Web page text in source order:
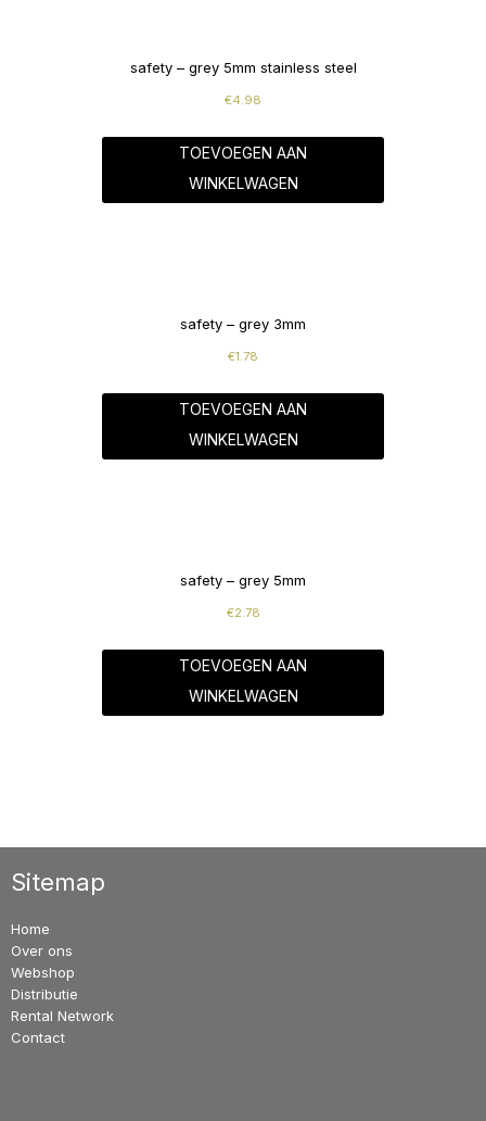
safety – grey 5mm stainless steel
€4.98
TOEVOEGEN AAN
WINKELWAGEN
safety – grey 3mm
€1.78
TOEVOEGEN AAN
WINKELWAGEN
safety – grey 5mm
€2.78
TOEVOEGEN AAN
WINKELWAGEN
Sitemap
Home
Over ons
Webshop
Distributie
Rental Network
Contact